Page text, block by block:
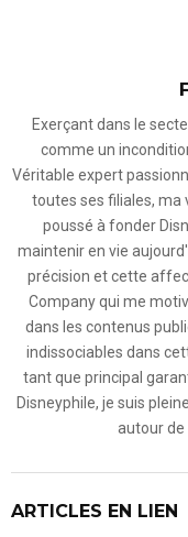
Exerçant dans le
comme un
Véritable expert
toutes ses filiales,
poussé à fonder
maintenir en vie
précision et cette
Company qui me
dans les contenus
indissociables dans
tant que principal
Disneyphile, je suis
autour de
ARTICLES EN LIEN